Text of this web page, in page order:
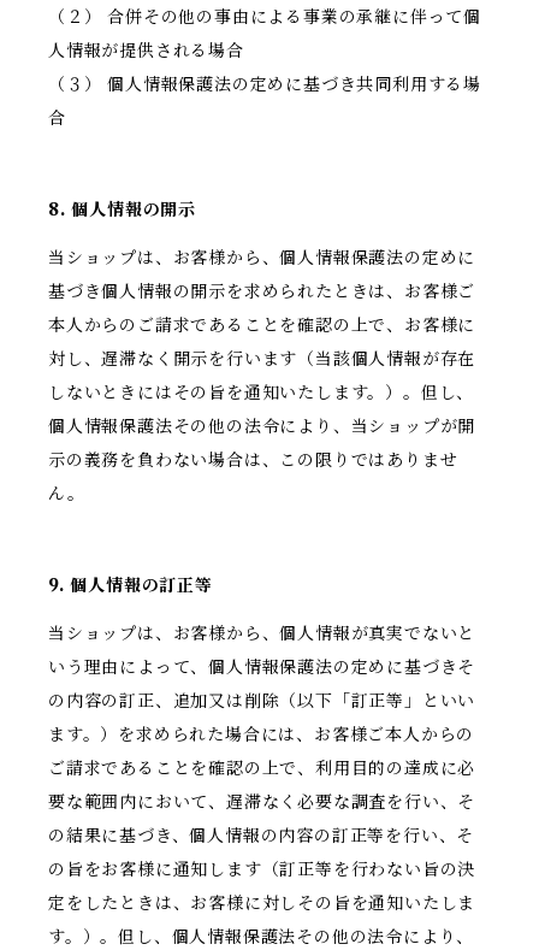
（２） 合併その他の事由による事業の承継に伴って個
人情報が提供される場合
（３） 個人情報保護法の定めに基づき共同利用する場
合
8. 個人情報の開示
当ショップは、お客様から、個人情報保護法の定めに
基づき個人情報の開示を求められたときは、お客様ご
本人からのご請求であることを確認の上で、お客様に
対し、遅滞なく開示を行います（当該個人情報が存在
しないときにはその旨を通知いたします。）。但し、
個人情報保護法その他の法令により、当ショップが開
示の義務を負わない場合は、この限りではありませ
ん。
9. 個人情報の訂正等
当ショップは、お客様から、個人情報が真実でないと
いう理由によって、個人情報保護法の定めに基づきそ
の内容の訂正、追加又は削除（以下「訂正等」といい
ます。）を求められた場合には、お客様ご本人からの
ご請求であることを確認の上で、利用目的の達成に必
要な範囲内において、遅滞なく必要な調査を行い、そ
の結果に基づき、個人情報の内容の訂正等を行い、そ
の旨をお客様に通知します（訂正等を行わない旨の決
定をしたときは、お客様に対しその旨を通知いたしま
す。）。但し、個人情報保護法その他の法令により、